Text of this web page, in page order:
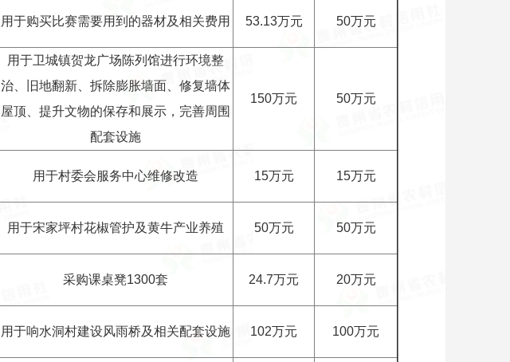
用于购买比赛需要用到的器材及相关费用 53.13万元 50万元
用于卫城镇贺龙广场陈列馆进行环境整
治、旧地翻新、拆除膨胀墙面、修复墙体
屋顶、提升文物的保存和展示，完善周围
配套设施
150万元 50万元
用于村委会服务中心维修改造 15万元 15万元
用于宋家坪村花椒管护及黄牛产业养殖 50万元 50万元
采购课桌凳1300套 24.7万元 20万元
用于响水洞村建设风雨桥及相关配套设施 102万元 100万元